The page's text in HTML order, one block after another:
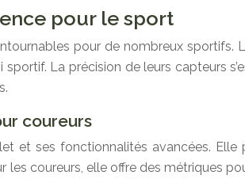
pour le sport
pour de nombreux sportifs.
La précision de leurs capteurs
coureurs
et ses fonctionnalités avancées.
coureurs, elle offre des métriques